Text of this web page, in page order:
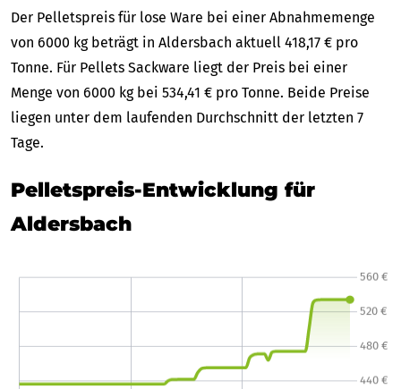
Der Pelletspreis für lose Ware bei einer Abnahmemenge
von 6000 kg beträgt in Aldersbach aktuell 418,17 € pro
Tonne. Für Pellets Sackware liegt der Preis bei einer
Menge von 6000 kg bei 534,41 € pro Tonne. Beide Preise
liegen unter dem laufenden Durchschnitt der letzten 7
Tage.
Pelletspreis-Entwicklung für
Aldersbach